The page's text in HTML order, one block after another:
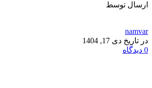
ارسال توسط
namvar
در تاریخ دی 17, 1404
0 دیدگاه